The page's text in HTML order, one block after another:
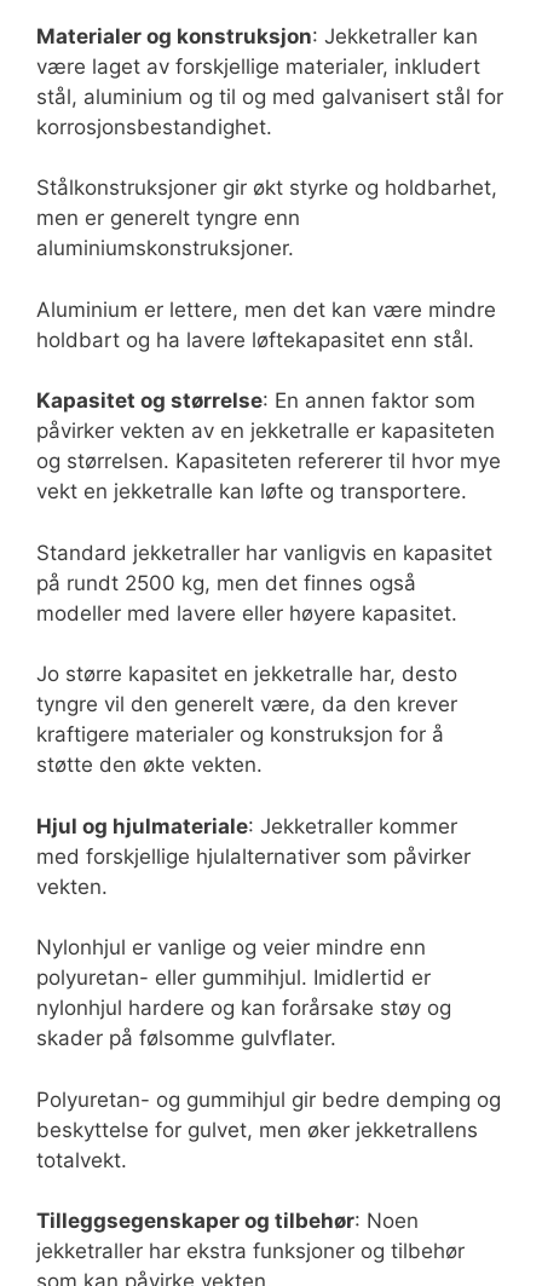
Materialer og konstruksjon: Jekketraller kan
være laget av forskjellige materialer, inkludert
stål, aluminium og til og med galvanisert stål for
korrosjonsbestandighet.
Stålkonstruksjoner gir økt styrke og holdbarhet,
men er generelt tyngre enn
aluminiumskonstruksjoner.
Aluminium er lettere, men det kan være mindre
holdbart og ha lavere løftekapasitet enn stål.
Kapasitet og størrelse: En annen faktor som
påvirker vekten av en jekketralle er kapasiteten
og størrelsen. Kapasiteten refererer til hvor mye
vekt en jekketralle kan løfte og transportere.
Standard jekketraller har vanligvis en kapasitet
på rundt 2500 kg, men det finnes også
modeller med lavere eller høyere kapasitet.
Jo større kapasitet en jekketralle har, desto
tyngre vil den generelt være, da den krever
kraftigere materialer og konstruksjon for å
støtte den økte vekten.
Hjul og hjulmateriale: Jekketraller kommer
med forskjellige hjulalternativer som påvirker
vekten.
Nylonhjul er vanlige og veier mindre enn
polyuretan- eller gummihjul. Imidlertid er
nylonhjul hardere og kan forårsake støy og
skader på følsomme gulvflater.
Polyuretan- og gummihjul gir bedre demping og
beskyttelse for gulvet, men øker jekketrallens
totalvekt.
Tilleggsegenskaper og tilbehør: Noen
jekketraller har ekstra funksjoner og tilbehør
som kan påvirke vekten.